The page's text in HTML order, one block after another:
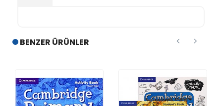
BENZER ÜRÜNLER